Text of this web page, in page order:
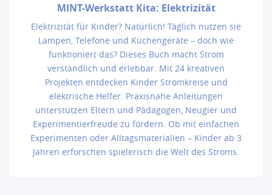
MINT-Werkstatt Kita: Elektrizität
Elektrizität für Kinder? Natürlich! Täglich nutzen sie
Lampen, Telefone und Küchengeräte – doch wie
funktioniert das? Dieses Buch macht Strom
verständlich und erlebbar. Mit 24 kreativen
Projekten entdecken Kinder Stromkreise und
elektrische Helfer. Praxisnahe Anleitungen
unterstützen Eltern und Pädagogen, Neugier und
Experimentierfreude zu fördern. Ob mit einfachen
Experimenten oder Alltagsmaterialien – Kinder ab 3
Jahren erforschen spielerisch die Welt des Stroms.